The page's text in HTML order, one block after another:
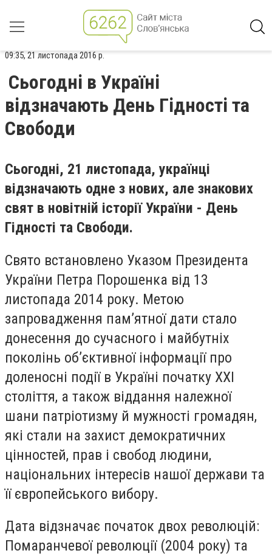
09:35, 21 листопада 2016 р.
Сьогодні в Україні
відзначають День Гідності та
Свободи
Сьогодні, 21 листопада, українці
відзначають одне з нових, але знакових
свят в новітній історії України - День
Гідності та Свободи.
Свято встановлено Указом Президента
України Петра Порошенка від 13
листопада 2014 року. Метою
запровадження пам’ятної дати стало
донесення до сучасного і майбутніх
поколінь об’єктивної інформації про
доленосні події в Україні початку XXI
століття, а також віддання належної
шани патріотизму й мужності громадян,
які стали на захист демократичних
цінностей, прав і свобод людини,
національних інтересів нашої держави та
її європейського вибору.
Дата відзначає початок двох революцій:
Помаранчевої революції (2004 року) та